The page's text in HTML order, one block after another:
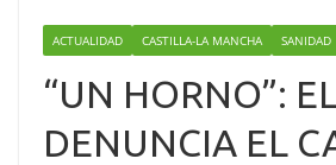
ACTUALIDAD CASTILLA-LA MANCHA SANIDAD
“UN HORNO”:
DENUNCIA EL